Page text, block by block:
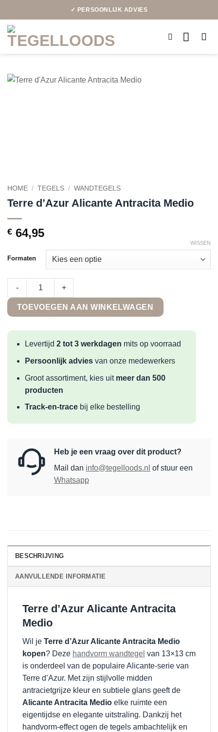
naar
inhoud
✓ PERSOONLIJK ADVIES
HOME / TEGELS / WANDTEGELS
Terre d’Azur Alicante Antracita Medio
€ 64,95
Formaten
WISSEN
Terre d'Azur Alicante Antracita Medio quantity
- +
TOEVOEGEN AAN WINKELWAGEN
Levertijd 2 tot 3 werkdagen mits op voorraad
Persoonlijk adviesvan onze medewerkers
Groot assortiment, kies uit meer dan 500
producten
Track-en-tracebij elke bestelling
Heb je een vraag over dit product?
Mail dan info@tegelloods.nl of stuur een
Whatsapp
BESCHRIJVING
AANVULLENDE INFORMATIE
Terre d’Azur Alicante Antracita
Medio
Wil je Terre d’Azur Alicante Antracita Medio
kopen? Deze handvorm wandtegel van 13×13 cm
is onderdeel van de populaire Alicante-serie van
Terre d’Azur. Met zijn stijlvolle midden
antracietgrijze kleur en subtiele glans geeft de
Alicante Antracita Medio elke ruimte een
eigentijdse en elegante uitstraling. Dankzij het
handvorm-effect ogen de tegels ambachtelijk en